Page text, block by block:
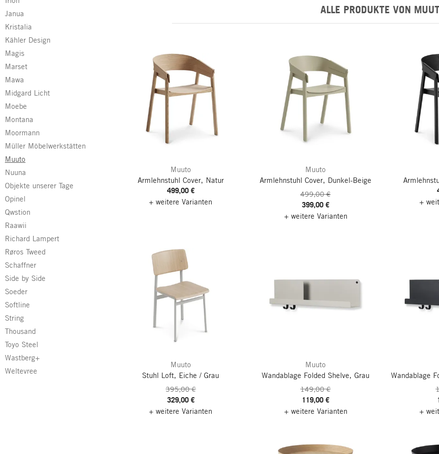
Janua
Kristalia
Kähler Design
Magis
Marset
Mawa
Midgard Licht
Moebe
Montana
Moormann
Müller Möbelwerkstätten
Muuto
Nuuna
Objekte unserer Tage
Opinel
Qwstion
Raawii
Richard Lampert
Røros Tweed
Schaffner
Side by Side
Soeder
Softline
String
Thousand
Toyo Steel
Wastberg+
Weltevree
ALLE PRODUKTE VON
Muuto
Armlehnstuhl Cover, Natur
499,00 €
+ weitere Varianten
Muuto
Armlehnstuhl Cover, Dunkel-Beige
499,00 €
399,00 €
+ weitere Varianten
+
Muuto
Stuhl Loft, Eiche / Grau
395,00 €
329,00 €
+ weitere Varianten
Muuto
Wandablage Folded Shelve, Grau
149,00 €
119,00 €
+ weitere Varianten
Wandablage
+